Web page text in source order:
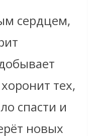
сердцем,
тех,
спасти и
новых